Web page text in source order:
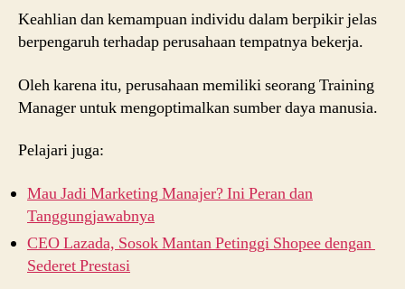
Keahlian dan kemampuan individu dalam berpikir jelas
berpengaruh terhadap perusahaan tempatnya bekerja.
Oleh karena itu, perusahaan memiliki seorang Training
Manager untuk mengoptimalkan sumber daya manusia.
Pelajari juga:
Mau Jadi Marketing Manajer? Ini Peran dan
Tanggungjawabnya
CEO Lazada, Sosok Mantan Petinggi Shopee dengan
Sederet Prestasi